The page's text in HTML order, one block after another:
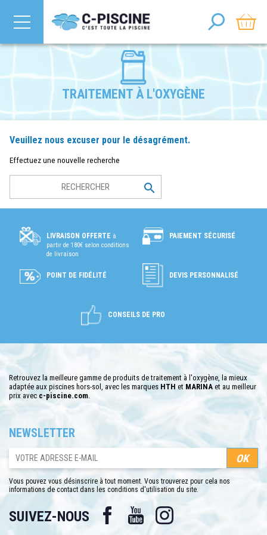
TRAITEMENT À L'OXYGÈNE
Veuillez nous excuser pour le désagrément.
Effectuez une nouvelle recherche

LIVRAISON OFFERTE à
partir de 180€ selon conditions
de livraison
PAIEMENT SÉCURISÉ
POINT DE FIDÉLITÉ DEVIS PERSONNALISÉ
CONSEILS DE PRO
Retrouvez la meilleure gamme de produits de traitement à l'oxygène, la mieux
adaptée aux piscines hors-sol, avec les marques HTH et MARINA et au meilleur
prix avec c-piscine.com
NEWSLETTER
Vous pouvez vous désinscrire à tout moment. Vous trouverez pour cela nos
informations de contact dans les conditions d'utilisation du site.
SUIVEZ-NOUS Facebook YouTube